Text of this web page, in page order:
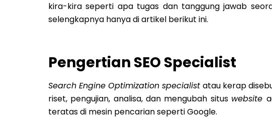
kira-kira seperti apa tugas dan tanggung jawab
selengkapnya hanya di artikel berikut ini.
Pengertian SEO Specialist
Search Engine Optimization specialist atau kerap
riset, pengujian, analisa, dan mengubah situs website
teratas di mesin pencarian seperti Google.